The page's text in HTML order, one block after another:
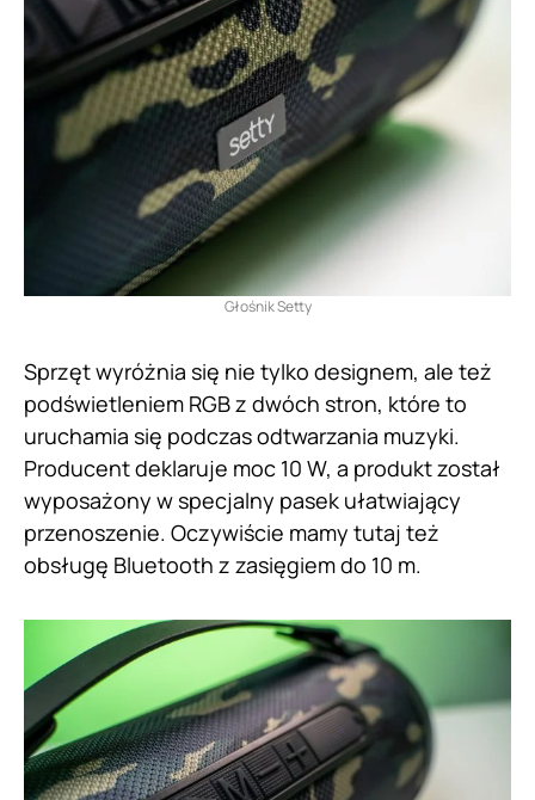
Głośnik Setty
Sprzęt wyróżnia się nie tylko designem, ale też
podświetleniem RGB z dwóch stron, które to
uruchamia się podczas odtwarzania muzyki.
Producent deklaruje moc 10 W, a produkt został
wyposażony w specjalny pasek ułatwiający
przenoszenie. Oczywiście mamy tutaj też
obsługę Bluetooth z zasięgiem do 10 m.